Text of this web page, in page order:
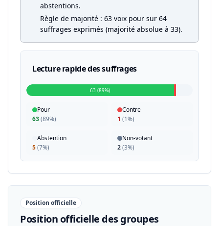
abstentions.
Règle de majorité : 63 voix pour sur 64
suffrages exprimés (majorité absolue à 33).
Lecture rapide des suffrages
63 (89%)
Pour
63(89%)
Contre
1 (1%)
Abstention
5(7%)
Non-votant
2(3%)
Position officielle
Position officielle des groupes